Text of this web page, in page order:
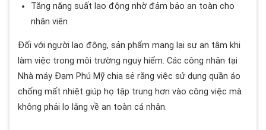
Tăng năng suất lao động nhờ đảm bảo an toàn cho
nhân viên
Đối với người lao động, sản phẩm mang lại sự an tâm khi
làm việc trong môi trường nguy hiểm. Các công nhân tại
Nhà máy Đạm Phú Mỹ chia sẻ rằng việc sử dụng quần áo
chống mất nhiệt giúp họ tập trung hơn vào công việc mà
không phải lo lắng về an toàn cá nhân.